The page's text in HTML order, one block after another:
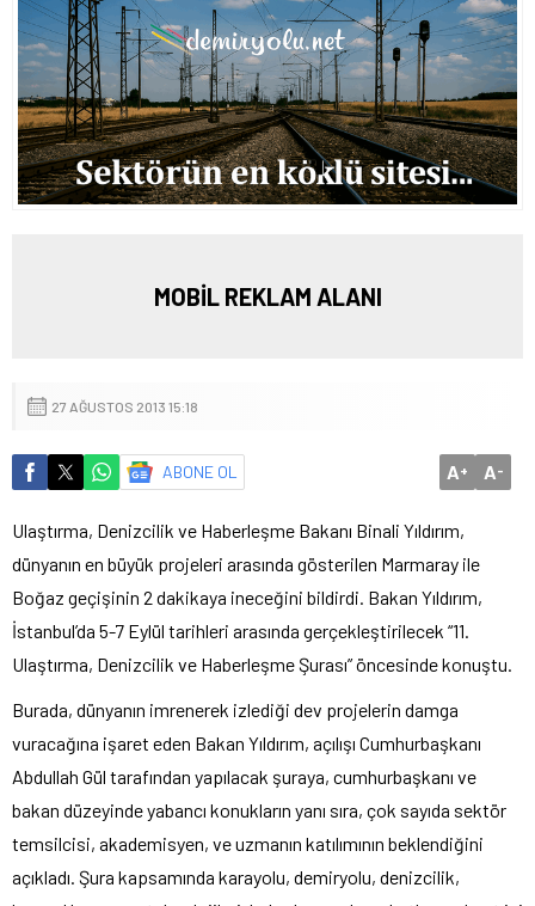
MOBİL REKLAM ALANI
27 AĞUSTOS 2013 15:18
ABONE OL A+ A-
Ulaştırma, Denizcilik ve Haberleşme Bakanı Binali Yıldırım,
dünyanın en büyük projeleri arasında gösterilen Marmaray ile
Boğaz geçişinin 2 dakikaya ineceğini bildirdi. Bakan Yıldırım,
İstanbul’da 5-7 Eylül tarihleri arasında gerçekleştirilecek “11.
Ulaştırma, Denizcilik ve Haberleşme Şurası” öncesinde konuştu.
Burada, dünyanın imrenerek izlediği dev projelerin damga
vuracağına işaret eden Bakan Yıldırım, açılışı Cumhurbaşkanı
Abdullah Gül tarafından yapılacak şuraya, cumhurbaşkanı ve
bakan düzeyinde yabancı konukların yanı sıra, çok sayıda sektör
temsilcisi, akademisyen, ve uzmanın katılımının beklendiğini
açıkladı. Şura kapsamında karayolu, demiryolu, denizcilik,